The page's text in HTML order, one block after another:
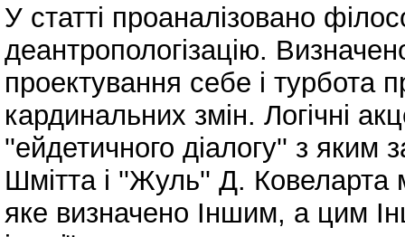
У статті проаналізовано
деантропологізацію.
проектування себе і турбота
кардинальних змін. Логічні
''ейдетичного діалогу'' з
Шмітта і ''Жуль'' Д. Ковеларта
яке визначено Іншим, а цим